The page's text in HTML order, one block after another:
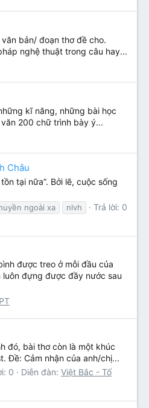
bản/ đoạn thơ đề cho.
nghệ thuật trong câu hay...
kĩ năng, những bài học
200 chữ trình bày ý...
Châu
tại nữa”. Bởi lẽ, cuộc sống
ngoài xa nlvh
Trả lời: 0
được treo ở mỗi đầu của
đựng được đầy nước sau
đó, bài thơ còn là một khúc
Đề: Cảm nhận của anh/chị...
0 Diễn đàn: Việt Bắc - Tố